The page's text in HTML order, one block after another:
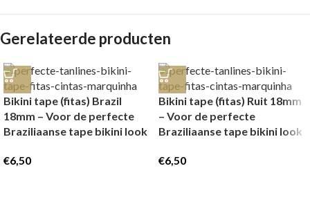
Gerelateerde producten
Bikini tape (fitas) Brazil
18mm – Voor de perfecte
Braziliaanse tape bikini look
€6,50
Bikini tape (fitas) Ruit 18mm
– Voor de perfecte
Braziliaanse tape bikini look
€6,50